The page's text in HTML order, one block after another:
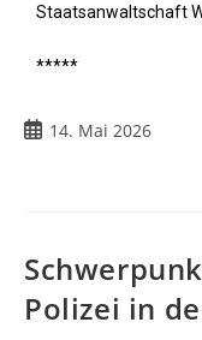
Staatsanwaltschaft
*****
14. Mai 2026
Polizei in